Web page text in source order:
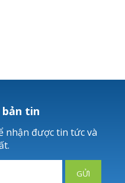
tin
nhận được tin tức và
GỬI